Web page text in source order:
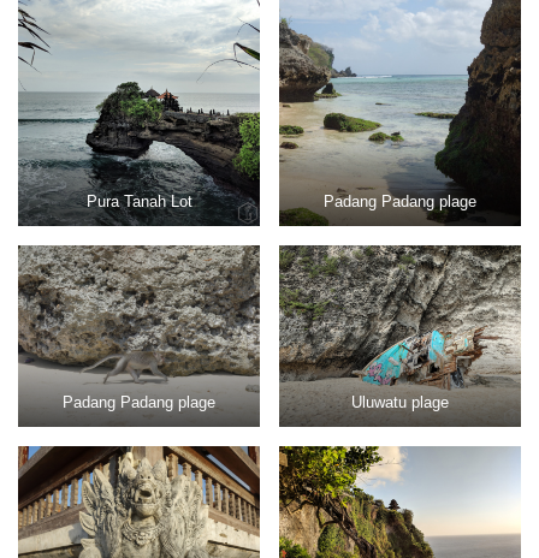
Pura Tanah Lot Padang Padang plage
Padang Padang plage Uluwatu plage